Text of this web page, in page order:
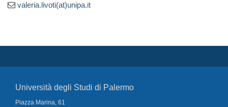
valeria.livoti(at)unipa.it
Università degli Studi di Palermo
Piazza Marina, 61